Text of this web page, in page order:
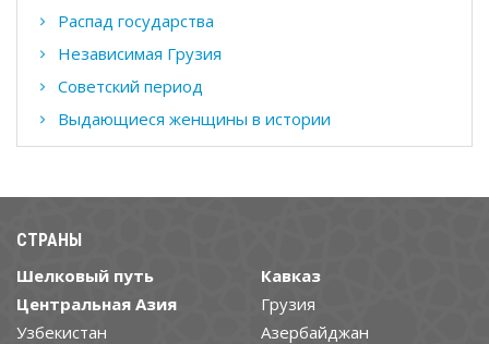
Распад государства
Независимая Грузия
Советский период
Выдающиеся женщины в истории
СТРАНЫ
Шелковый путь
Центральная Азия
Узбекистан
Кавказ
Грузия
Азербайджан